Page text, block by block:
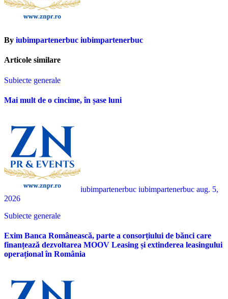
By iubimpartenerbuc iubimpartenerbuc
Articole similare
Subiecte generale
Mai mult de o cincime, în șase luni
iubimpartenerbuc iubimpartenerbuc aug. 5,
2026
Subiecte generale
Exim Banca Românească, parte a consorțiului de bănci care
finanțează dezvoltarea MOOV Leasing și extinderea leasingului
operațional în România